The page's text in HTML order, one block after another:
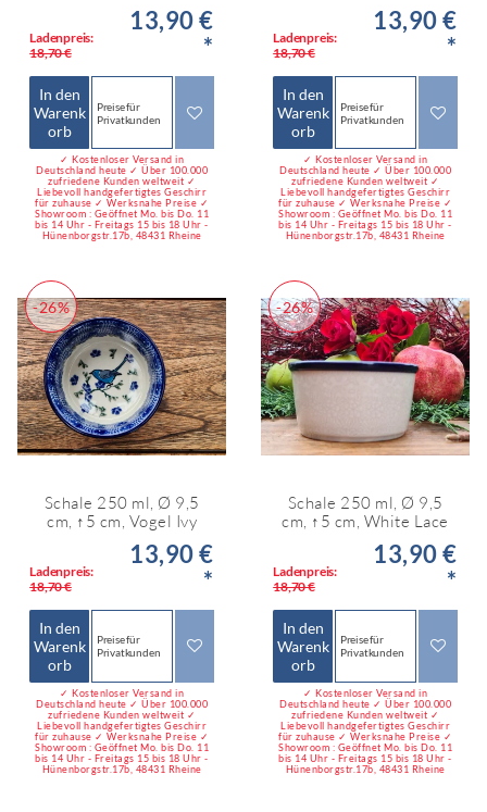
Ladenpreis:
18,70 €
13,90 €
*
In den
Warenk
orb
Preise für
Privatkunden
✓ Kostenloser Versand in
Deutschland heute ✓ Über 100.000
zufriedene Kunden weltweit ✓
Liebevoll handgefertigtes Geschirr
für zuhause ✓ Werksnahe Preise ✓
Showroom : Geöffnet Mo. bis Do. 11
bis 14 Uhr - Freitags 15 bis 18 Uhr -
Hünenborgstr.17b, 48431 Rheine
Ladenpreis:
18,70 €
13,90 €
*
In den
Warenk
orb
Preise für
Privatkunden
✓ Kostenloser Versand in
Deutschland heute ✓ Über 100.000
zufriedene Kunden weltweit ✓
Liebevoll handgefertigtes Geschirr
für zuhause ✓ Werksnahe Preise ✓
Showroom : Geöffnet Mo. bis Do. 11
bis 14 Uhr - Freitags 15 bis 18 Uhr -
Hünenborgstr.17b, 48431 Rheine
-26%
Schale 250 ml, Ø 9,5
cm, ↑5 cm, Vogel Ivy
Ladenpreis:
18,70 €
13,90 €
*
In den
Warenk
orb
Preise für
Privatkunden
✓ Kostenloser Versand in
Deutschland heute ✓ Über 100.000
zufriedene Kunden weltweit ✓
Liebevoll handgefertigtes Geschirr
für zuhause ✓ Werksnahe Preise ✓
Showroom : Geöffnet Mo. bis Do. 11
bis 14 Uhr - Freitags 15 bis 18 Uhr -
Hünenborgstr.17b, 48431 Rheine
-26%
Schale 250 ml, Ø 9,5
cm, ↑5 cm, White Lace
Ladenpreis:
18,70 €
13,90 €
*
In den
Warenk
orb
Preise für
Privatkunden
✓ Kostenloser Versand in
Deutschland heute ✓ Über 100.000
zufriedene Kunden weltweit ✓
Liebevoll handgefertigtes Geschirr
für zuhause ✓ Werksnahe Preise ✓
Showroom : Geöffnet Mo. bis Do. 11
bis 14 Uhr - Freitags 15 bis 18 Uhr -
Hünenborgstr.17b, 48431 Rheine